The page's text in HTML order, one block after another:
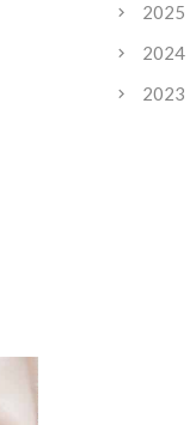
2025
2024
2023